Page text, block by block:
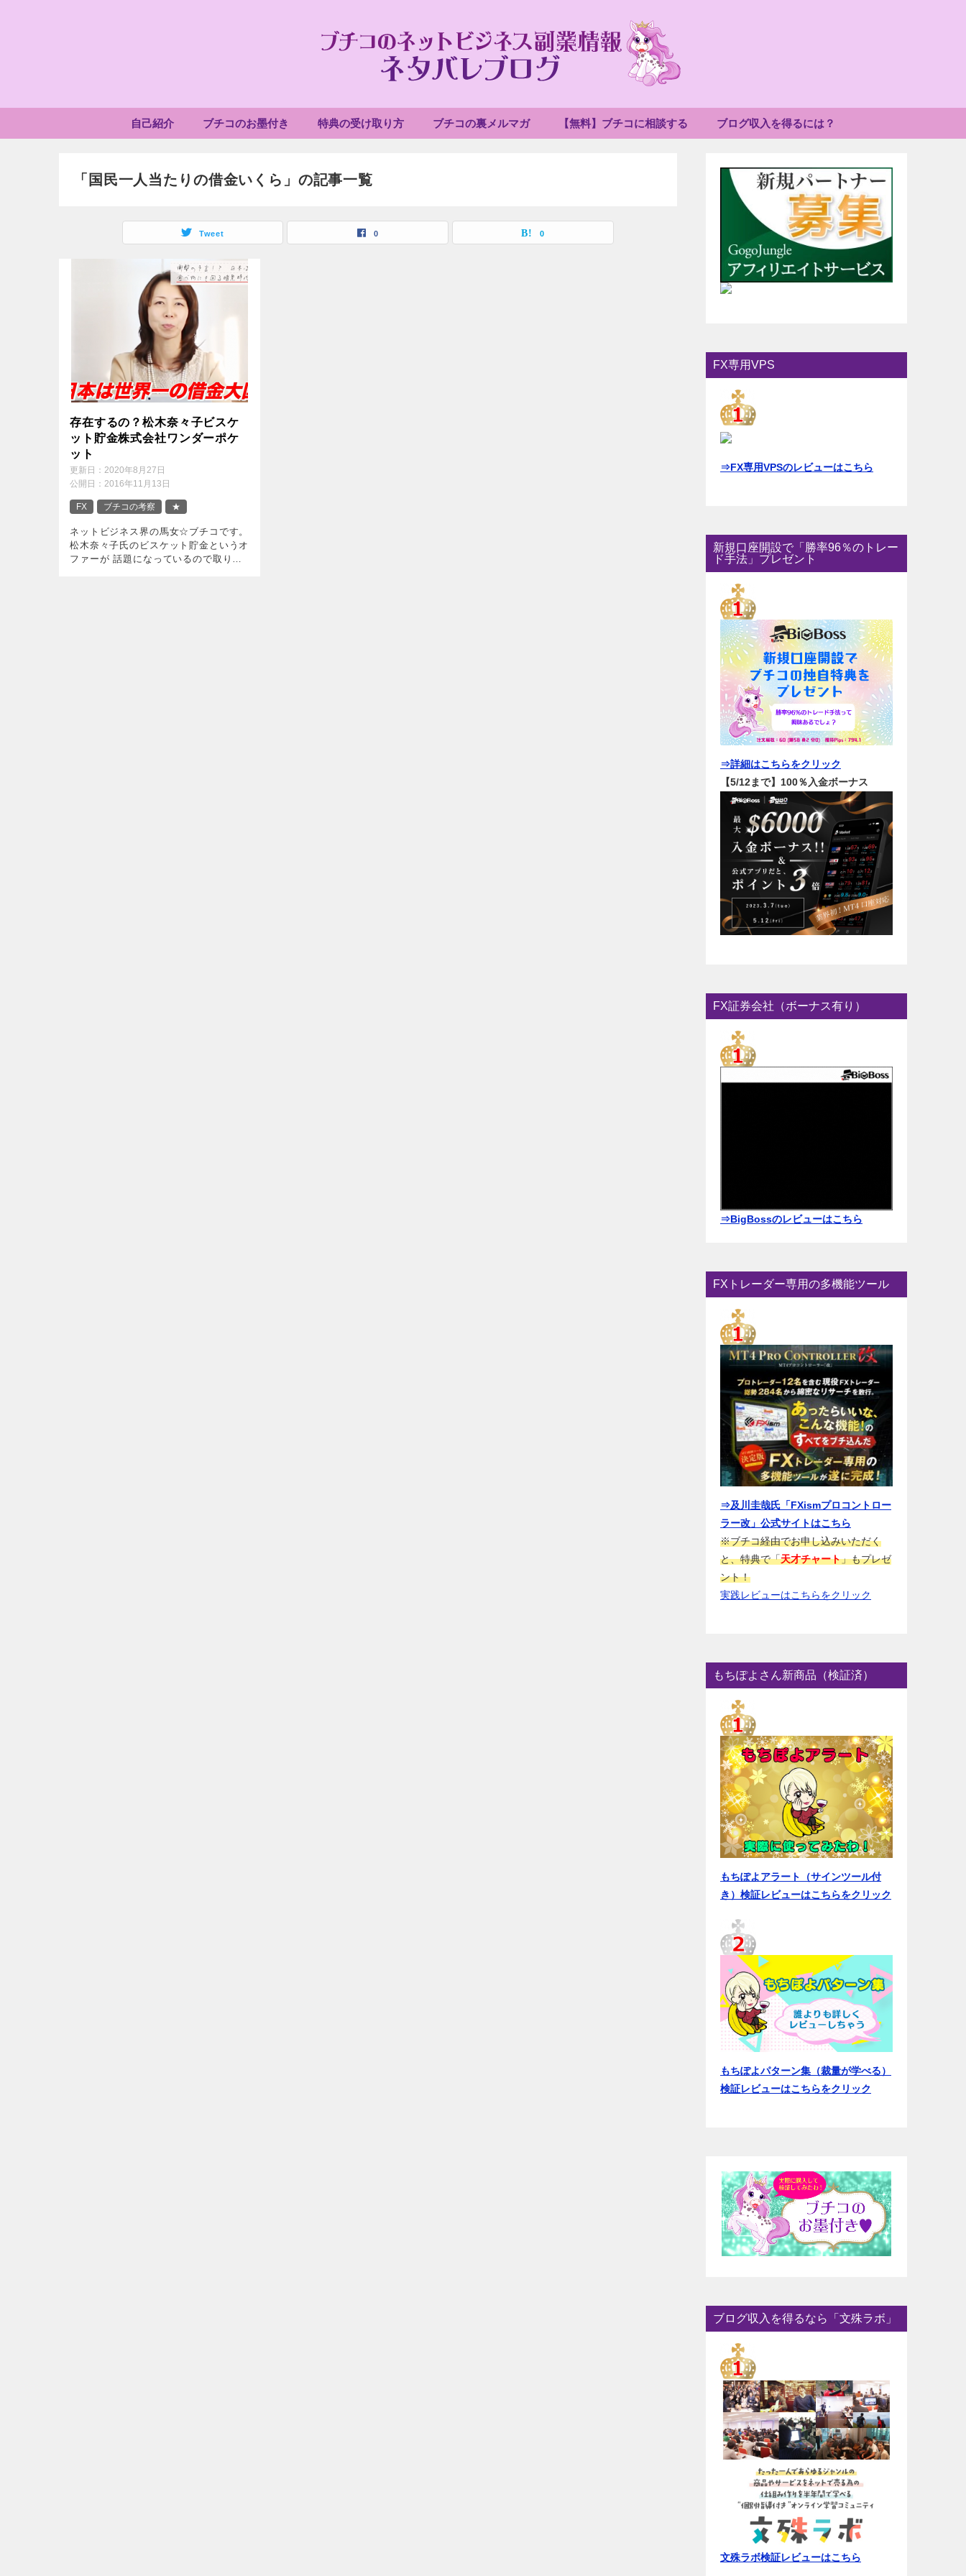
自己紹介 ブチコのお墨付き 特典の受け取り方 ブチコの裏メルマガ 【無料】ブチコに相談する ブログ収入を得るには？
「国民一人当たりの借金いくら」の記事一覧
Tweet 0 0
存在するの？松木奈々子ビスケ
ット貯金株式会社ワンダーポケ
ット
更新日： 2020年8月27日
公開日： 2016年11月13日
FX ブチコの考察 ★
ネットビジネス界の馬女☆ブチコです。
松木奈々子氏のビスケット貯金というオ
ファーが 話題になっているので取り上
FX専用VPS
⇒FX専用VPSのレビューはこちら
新規口座開設で「勝率96％のトレー
ド手法」プレゼント
⇒詳細はこちらをクリック
【5/12まで】100％入金ボーナス
FX証券会社（ボーナス有り）
⇒BigBossのレビューはこちら
FXトレーダー専用の多機能ツール
⇒及川圭哉氏「FXismプロコントロー
ラー改」公式サイトはこちら
※ブチコ経由でお申し込みいただく
と、特典で「天才チャート」もプレゼ
ント！
実践レビューはこちらをクリック
もちぽよさん新商品（検証済）
もちぽよアラート（サインツール付
き）検証レビューはこちらをクリック
もちぽよパターン集（裁量が学べる）
検証レビューはこちらをクリック
ブログ収入を得るなら「文殊ラボ」
文殊ラボ検証レビューはこちら